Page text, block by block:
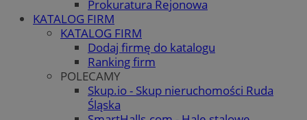
Prokuratura Rejonowa
KATALOG FIRM
KATALOG FIRM
Dodaj firmę do katalogu
Ranking firm
POLECAMY
Skup.io - Skup nieruchomości Ruda
Śląska